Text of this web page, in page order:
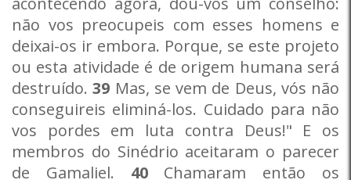
não vos preocupeis com esses homens e
deixai-os ir embora. Porque, se este projeto
ou esta atividade é de origem humana será
destruído.39 Mas, se vem de Deus, vós não
conseguireis eliminá-los. Cuidado para não
vos pordes em luta contra Deus!" E os
membros do Sinédrio aceitaram o parecer
de Gamaliel. 40Chamaram então os